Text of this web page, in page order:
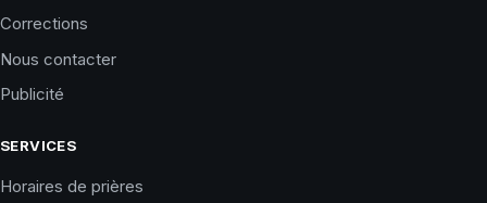
Corrections
Nous contacter
Publicité
SERVICES
Horaires de prières